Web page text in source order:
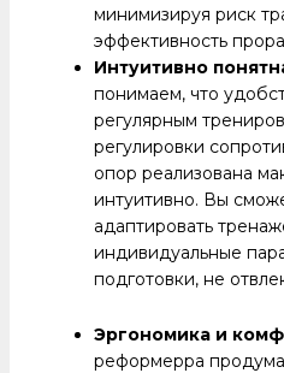
минимизируя риск
эффективность
Интуитивно
понимаем, что
регулярным
регулировки
опор реализована
интуитивно. Вы
адаптировать
индивидуальные
подготовки, не
Эргономика и
реформерра